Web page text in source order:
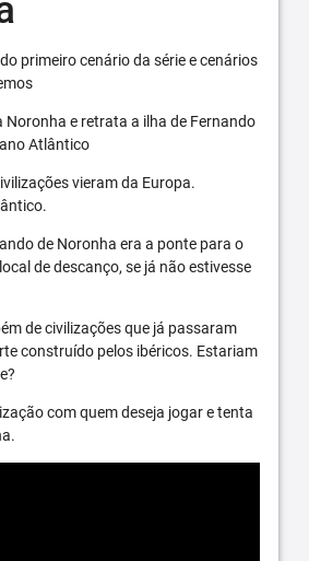
primeiro cenário da série e cenários
Noronha e retrata a ilha de Fernando
Atlântico
vieram da Europa.
de Noronha era a ponte para o
de descanço, se já não estivesse
de civilizações que já passaram
construído pelos ibéricos. Estariam
com quem deseja jogar e tenta